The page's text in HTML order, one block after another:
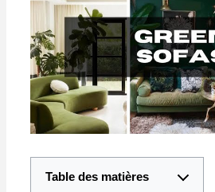
Table des matières